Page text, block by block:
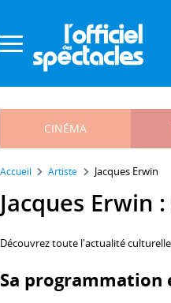
CINÉMA
Accueil Artiste Jacques Erwin
Jacques Erwin
Découvrez toute l'actualité
Sa programmation